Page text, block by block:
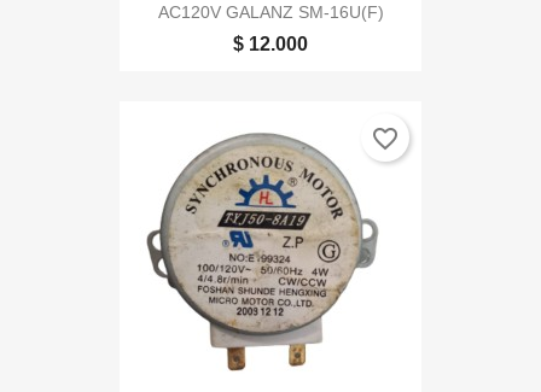
AC120V GALANZ SM-16U(F)
$ 12.000
favorite_border